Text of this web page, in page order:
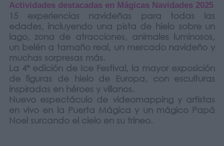
Actividades destacadas en Mágicas Navidades 2025
15 experiencias navideñas para todas las
edades, incluyendo una pista de hielo sobre un
lago, zona de atracciones, animales luminosos,
un belén a tamaño real, un mercado navideño y
muchas sorpresas más.
La 4ª edición de Ice Festival, la mayor exposición
de figuras de hielo de Europa, con esculturas
inspiradas en héroes y villanos.
Nuevo espectáculo de videomapping y artistas
en vivo en la Puerta Mágica y un mágico Papá
Noel surcando el cielo en su trineo.